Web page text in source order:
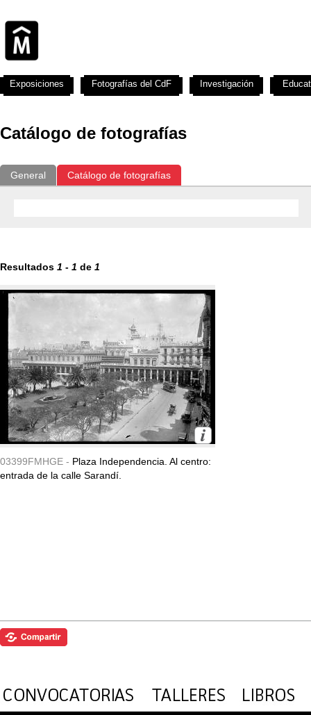
Catálogo de fotografías
General Catálogo de fotografías
Resultados 1 - 1 de 1
03399FMHGE - Plaza Independencia. Al centro:
entrada de la calle Sarandí.
Exposiciones Fotografías del CdF Investigación